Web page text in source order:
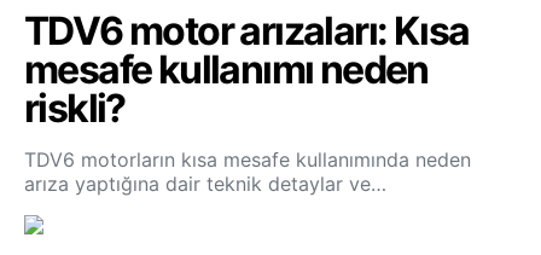
TDV6 motor arızaları: Kısa
mesafe kullanımı neden
riskli?
TDV6 motorların kısa mesafe kullanımında neden
arıza yaptığına dair teknik detaylar ve…